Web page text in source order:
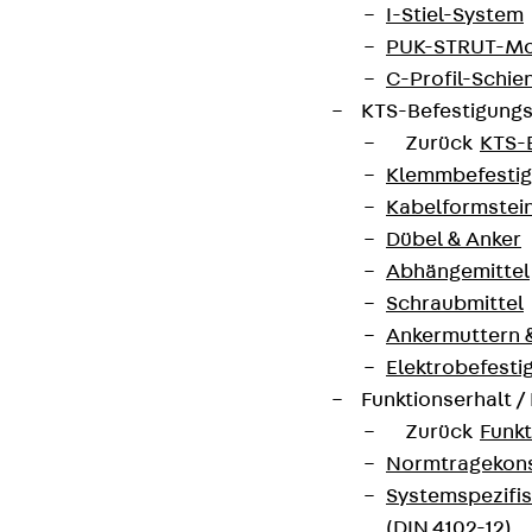
I-Stiel-System
PUK-STRUT-
C-Profil-
KTS-
Zurück
Dübel & Anker
Abhängemittel
Schraubmittel
Ankermuttern
Funktionserhalt
Zurück